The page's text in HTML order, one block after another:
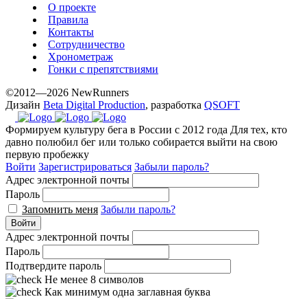
О проекте
Правила
Контакты
Сотрудничество
Хронометраж
Гонки с препятствиями
©2012—2026 NewRunners
Дизайн Beta Digital Production, разработка QSOFT
Формируем культуру бега в России с 2012 года Для тех, кто
давно полюбил бег или только собирается выйти на свою
первую пробежку
Войти Зарегистрироваться Забыли пароль?
Адрес электронной почты
Пароль
Запомнить меня Забыли пароль?
Войти
Адрес электронной почты
Пароль
Подтвердите пароль
Не менее 8 символов
Как минимум одна заглавная буква